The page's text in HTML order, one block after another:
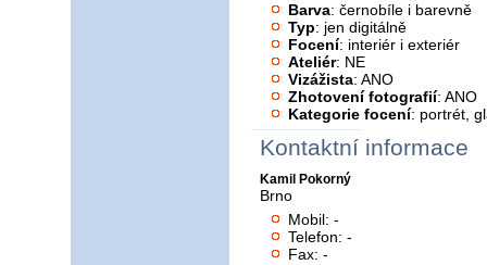
Barva: černobíle i barevně
Typ: jen digitálně
Focení: interiér i exteriér
Ateliér: NE
Vizážista: ANO
Zhotovení fotografií: ANO
Kategorie focení: portrét,
Kontaktní informace
Kamil Pokorný
Brno
Mobil: -
Telefon: -
Fax: -